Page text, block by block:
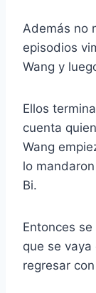
Además no
episodios
Wang y
Ellos
cuenta
Wang
lo
Bi.
Entonces
que se
regresar